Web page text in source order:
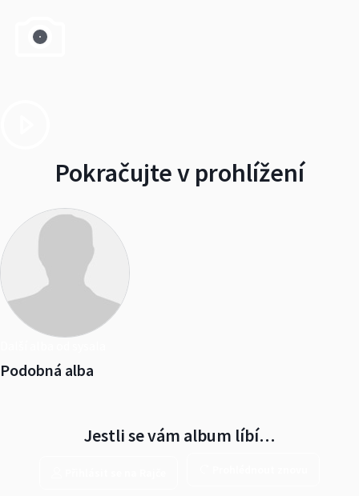
Pokračujte v prohlížení
Podobná alba
Jestli se vám album líbí…